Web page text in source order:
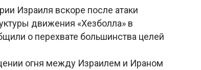
Израиля вскоре после атаки
движения «Хезболла» в
о перехвате большинства целей
огня между Израилем и Ираном